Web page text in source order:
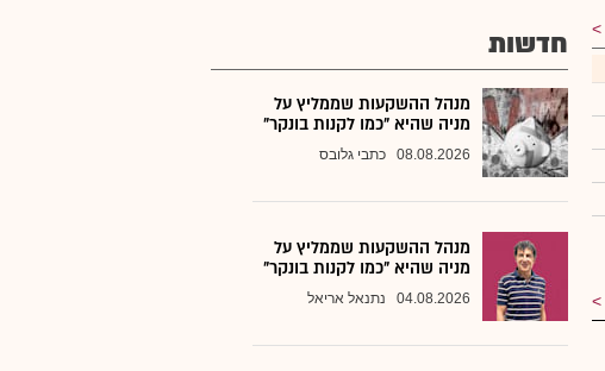
חדשות
מנהל ההשקעות שממליץ על
מניה שהיא "כמו לקנות בונקר"
08.08.2026 כתבי גלובס
מנהל ההשקעות שממליץ על
מניה שהיא "כמו לקנות בונקר"
04.08.2026 נתנאל אריאל